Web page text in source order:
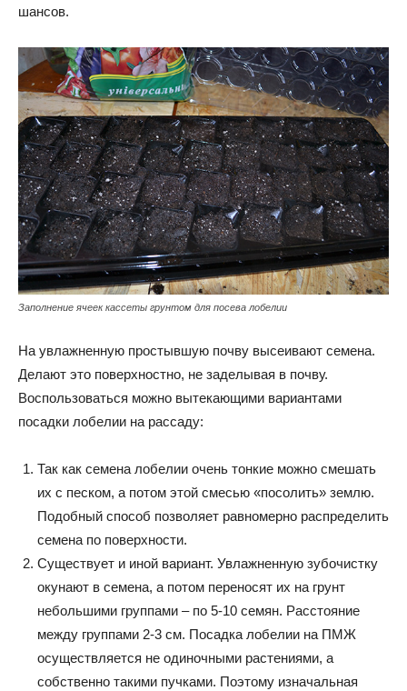
шансов.
Заполнение ячеек кассеты грунтом для посева лобелии
На увлажненную простывшую почву высеивают семена.
Делают это поверхностно, не заделывая в почву.
Воспользоваться можно вытекающими вариантами
посадки лобелии на рассаду:
Так как семена лобелии очень тонкие можно смешать
их с песком, а потом этой смесью «посолить» землю.
Подобный способ позволяет равномерно распределить
семена по поверхности.
Существует и иной вариант. Увлажненную зубочистку
окунают в семена, а потом переносят их на грунт
небольшими группами – по 5-10 семян. Расстояние
между группами 2-3 см. Посадка лобелии на ПМЖ
осуществляется не одиночными растениями, а
собственно такими пучками. Поэтому изначальная